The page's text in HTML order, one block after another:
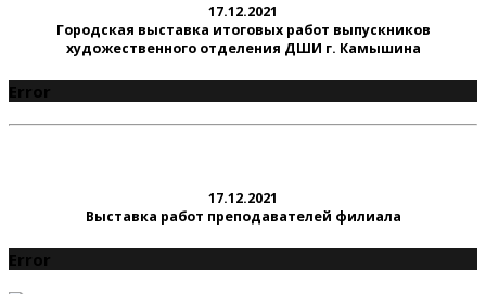
17.12.2021
Городская выставка итоговых работ выпускников
художественного отделения ДШИ г. Камышина
Error
17.12.2021
Выставка работ преподавателей филиала
Error